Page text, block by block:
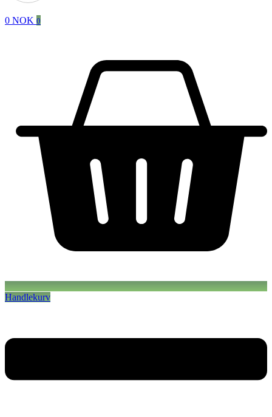
0 NOK 0
Handlekurv